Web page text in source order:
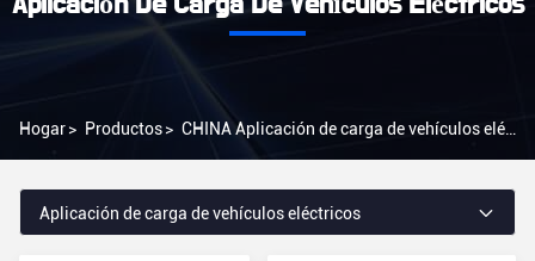
Hogar> Productos> CHINA Aplicación de carga de vehículos eléctricos
Aplicación de carga de vehículos eléctricos